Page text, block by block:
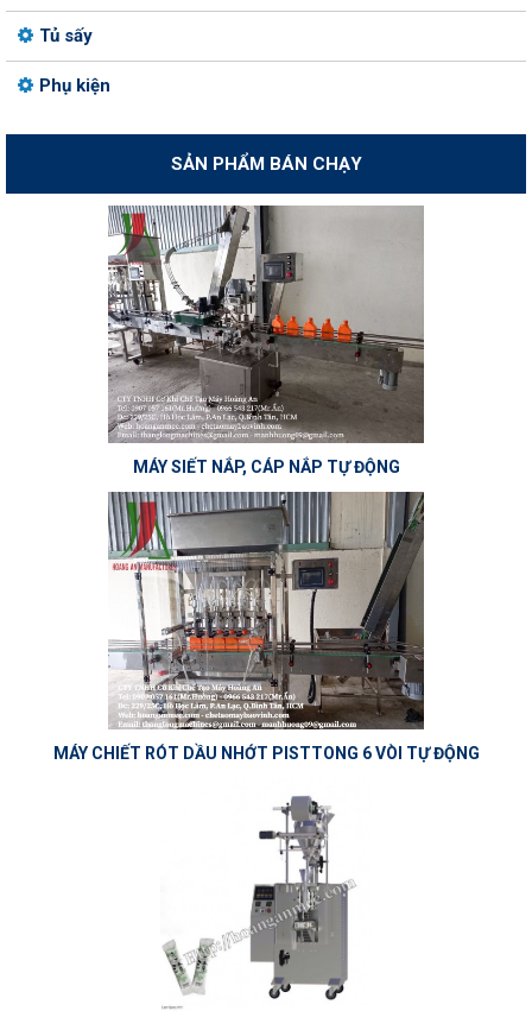
Tủ sấy
Phụ kiện
SẢN PHẨM BÁN CHẠY
MÁY SIẾT NẮP, CÁP NẮP TỰ ĐỘNG
MÁY CHIẾT RÓT DẦU NHỚT PISTTONG 6 VÒI TỰ ĐỘNG